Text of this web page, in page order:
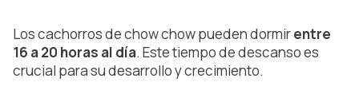
Los cachorros de chow chow pueden dormirentre
16 a 20 horas al día. Este tiempo de descanso es
crucial para su desarrollo y crecimiento.